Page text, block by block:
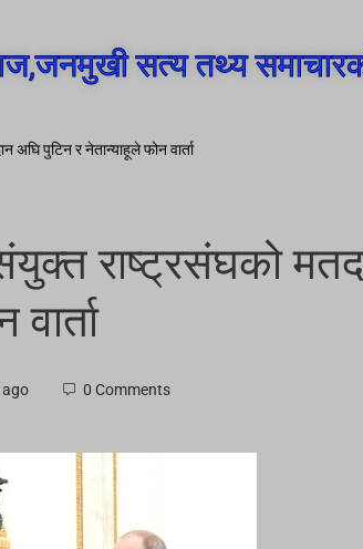
सत्य तथ्य
अघि पुटिन र नेतान्याहूले फोन वार्ता
राष्ट्रसंघको
0 Comments